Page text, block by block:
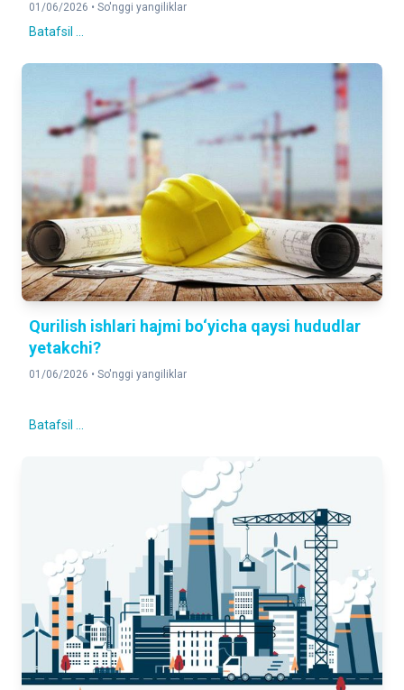
01/06/2026 • So'nggi yangiliklar
Batafsil ...
Qurilish ishlari hajmi bo‘yicha qaysi hududlar
yetakchi?
01/06/2026 • So'nggi yangiliklar
Batafsil ...